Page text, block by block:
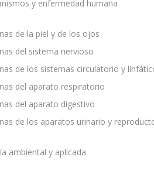
y enfermedad humana
de la piel y de los ojos
del sistema nervioso
de los sistemas circulatorio y
del aparato respiratorio
del aparato digestivo
de los aparatos urinario y
ambiental y aplicada